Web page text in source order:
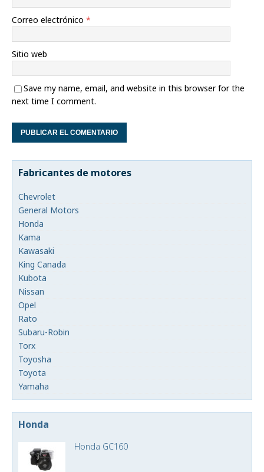
Correo electrónico *
Sitio web
Save my name, email, and website in this browser for the
next time I comment.
Fabricantes de motores
Chevrolet
General Motors
Honda
Kama
Kawasaki
King Canada
Kubota
Nissan
Opel
Rato
Subaru-Robin
Torx
Toyosha
Toyota
Yamaha
Honda
Honda GC160